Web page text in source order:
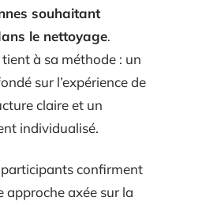
souhaitant
le nettoyage.
à sa méthode : un
sur l’expérience de
claire et un
individualisé.
participants confirment
approche axée sur la